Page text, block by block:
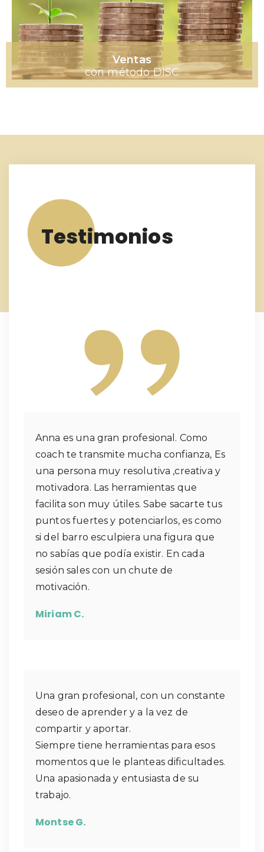
Ventas
con método DISC
Testimonios
Anna es una gran profesional. Como
coach te transmite mucha confianza, Es
una persona muy resolutiva ,creativa y
motivadora. Las herramientas que
facilita son muy útiles. Sabe sacarte tus
puntos fuertes y potenciarlos, es como
si del barro esculpiera una figura que
no sabías que podía existir. En cada
sesión sales con un chute de
motivación.
Miriam C.
Una gran profesional, con un constante
deseo de aprender y a la vez de
compartir y aportar.
Siempre tiene herramientas para esos
momentos que le planteas dificultades.
Una apasionada y entusiasta de su
trabajo.
Montse G.